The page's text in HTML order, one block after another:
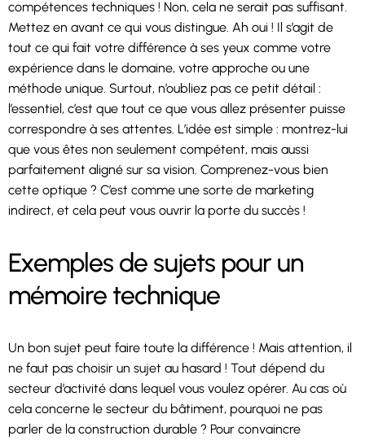
compétences techniques ! Non, cela ne serait pas suffisant.
Mettez en avant ce qui vous distingue. Ah oui ! Il s’agit de
tout ce qui fait votre différence à ses yeux comme votre
expérience dans le domaine, votre approche ou une
méthode unique. Surtout, n’oubliez pas ce petit détail :
l’essentiel, c’est que tout ce que vous allez présenter puisse
correspondre à ses attentes. L’idée est simple : montrez-lui
que vous êtes non seulement compétent, mais aussi
parfaitement aligné sur sa vision. Comprenez-vous bien
cette optique ? C’est comme une sorte de marketing
indirect, et cela peut vous ouvrir la porte du succès !
Exemples de sujets pour un
mémoire technique
Un bon sujet peut faire toute la différence ! Mais attention, il
ne faut pas choisir un sujet au hasard ! Tout dépend du
secteur d’activité dans lequel vous voulez opérer. Au cas où
cela concerne le secteur du bâtiment, pourquoi ne pas
parler de la construction durable ? Pour convaincre